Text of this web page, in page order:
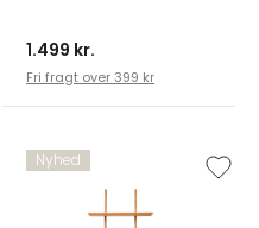
1.499 kr.
Fri fragt over 399 kr
Nyhed